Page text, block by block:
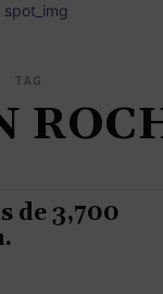
TAG
de 3,700